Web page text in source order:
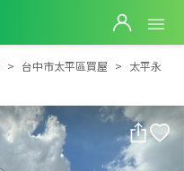
太平永豐路三照廠房
台中市太平區買屋
太平永